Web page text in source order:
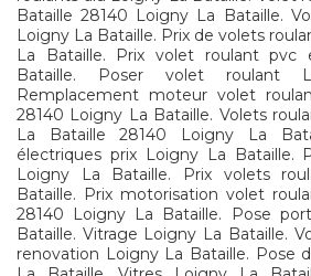
Bataille 28140 Loigny La Bataille.
Loigny La Bataille. Prix de volets
La Bataille. Prix volet roulant pvc
Bataille. Poser volet roulant
Remplacement moteur volet
28140 Loigny La Bataille. Volets
La Bataille 28140 Loigny La
électriques prix Loigny La Bataille.
Loigny La Bataille. Prix volets
Bataille. Prix motorisation volet
28140 Loigny La Bataille. Pose
Bataille. Vitrage Loigny La Bataille.
renovation Loigny La Bataille. Pose